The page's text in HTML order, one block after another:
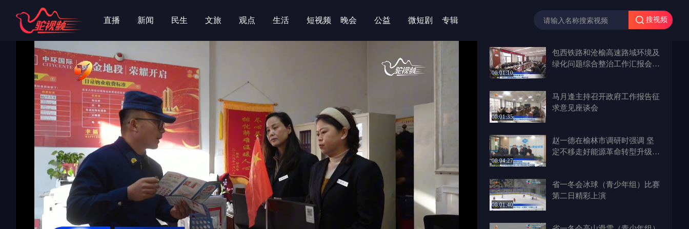
字
字 直播 新闻 民生 文旅 观点 生活 短视频 晚会 公益 微短剧 专辑 搜视频
00:01:10
包西铁路和沧榆高速路域环境及
绿化问题综合整治工作汇报会召
00:01:35
马月逢主持召开政府工作报告征
求意见座谈会
00:04:27
赵一德在榆林市调研时强调 坚
定不移走好能源革命转型升级之
00:01:40
省一冬会冰球（青少年组）比赛
第二日精彩上演